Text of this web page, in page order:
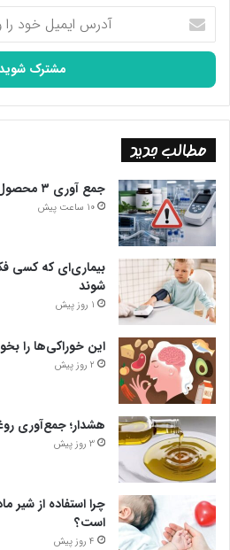
آدرس
ایمیل
خود
وارد
کنید
مطالب جدید
جمع آوری ۳ محصول سلامت‌محور از بازار/ اسامی
10 ساعت پیش
بیماری‌ای که کسی
شوند
1 روز پیش
این خوراکی‌ها را
2 روز پیش
هشدار؛ جمع‌آوری
3 روز پیش
چرا استفاده از شیر
است؟
4 روز پیش